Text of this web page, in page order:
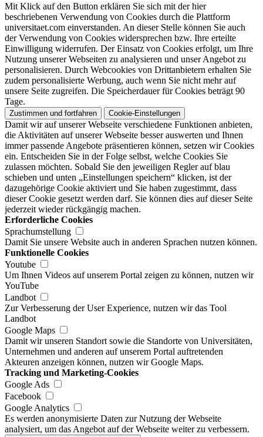
Mit Klick auf den Button erklären Sie sich mit der hier
beschriebenen Verwendung von Cookies durch die Plattform
universitaet.com einverstanden. An dieser Stelle können Sie auch
der Verwendung von Cookies widersprechen bzw. Ihre erteilte
Einwilligung widerrufen. Der Einsatz von Cookies erfolgt, um Ihre
Nutzung unserer Webseiten zu analysieren und unser Angebot zu
personalisieren. Durch Webcookies von Drittanbietern erhalten Sie
zudem personalisierte Werbung, auch wenn Sie nicht mehr auf
unsere Seite zugreifen. Die Speicherdauer für Cookies beträgt 90
Tage.
Zustimmen und fortfahren Cookie-Einstellungen
Damit wir auf unserer Webseite verschiedene Funktionen anbieten,
die Aktivitäten auf unserer Webseite besser auswerten und Ihnen
immer passende Angebote präsentieren können, setzen wir Cookies
ein. Entscheiden Sie in der Folge selbst, welche Cookies Sie
zulassen möchten. Sobald Sie den jeweiligen Regler auf blau
schieben und unten „Einstellungen speichern“ klicken, ist der
dazugehörige Cookie aktiviert und Sie haben zugestimmt, dass
dieser Cookie gesetzt werden darf. Sie können dies auf dieser Seite
jederzeit wieder rückgängig machen.
Erforderliche Cookies
Sprachumstellung
Damit Sie unsere Website auch in anderen Sprachen nutzen können.
Funktionelle Cookies
Youtube
Um Ihnen Videos auf unserem Portal zeigen zu können, nutzen wir
YouTube
Landbot
Zur Verbesserung der User Experience, nutzen wir das Tool
Landbot
Google Maps
Damit wir unseren Standort sowie die Standorte von Universitäten,
Unternehmen und anderen auf unserem Portal auftretenden
Akteuren anzeigen können, nutzen wir Google Maps.
Tracking und Marketing-Cookies
Google Ads
Facebook
Google Analytics
Es werden anonymisierte Daten zur Nutzung der Webseite
analysiert, um das Angebot auf der Webseite weiter zu verbessern.